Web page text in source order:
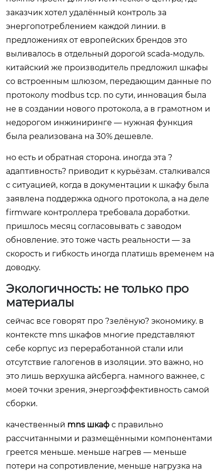
заказчик хотел удалённый контроль за
энергопотреблением каждой линии. в
предложениях от европейских брендов это
выливалось в отдельный дорогой scada-модуль.
китайский же производитель предложил шкафы
со встроенным шлюзом, передающим данные по
протоколу modbus tcp. по сути, инновация была
не в создании нового протокола, а в грамотном и
недорогом инжиниринге — нужная функция
была реализована на 30% дешевле.
но есть и обратная сторона. иногда эта ?
адаптивность? приводит к курьёзам. сталкивался
с ситуацией, когда в документации к шкафу была
заявлена поддержка одного протокола, а на деле
firmware контроллера требовала доработки.
пришлось месяц согласовывать с заводом
обновление. это тоже часть реальности — за
скорость и гибкость иногда платишь временем на
доводку.
Экологичность: не только про
материалы
сейчас все говорят про ?зелёную? экономику. в
контексте mns шкафов многие представляют
себе корпус из переработанной стали или
отсутствие галогенов в изоляции. это важно, но
это лишь верхушка айсберга. намного важнее, с
моей точки зрения, энергоэффективность самой
сборки.
качественный mns шкаф с правильно
рассчитанными и размещёнными компонентами
греется меньше. меньше нагрев — меньше
потери на сопротивление, меньше нагрузка на